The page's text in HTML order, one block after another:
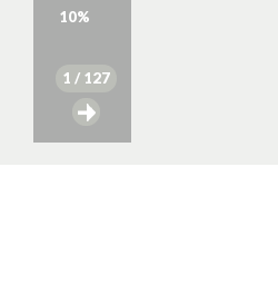
10%
1 / 127